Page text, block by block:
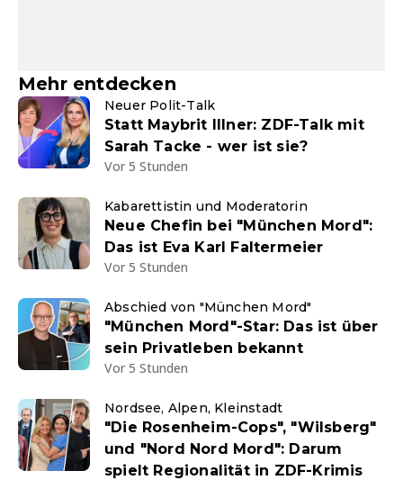
Mehr entdecken
Neuer Polit-Talk
Statt Maybrit Illner: ZDF-Talk mit
Sarah Tacke - wer ist sie?
Vor 5 Stunden
Kabarettistin und Moderatorin
Neue Chefin bei "München Mord":
Das ist Eva Karl Faltermeier
Vor 5 Stunden
Abschied von "München Mord"
"München Mord"-Star: Das ist über
sein Privatleben bekannt
Vor 5 Stunden
Nordsee, Alpen, Kleinstadt
"Die Rosenheim-Cops", "Wilsberg"
und "Nord Nord Mord": Darum
spielt Regionalität in ZDF-Krimis